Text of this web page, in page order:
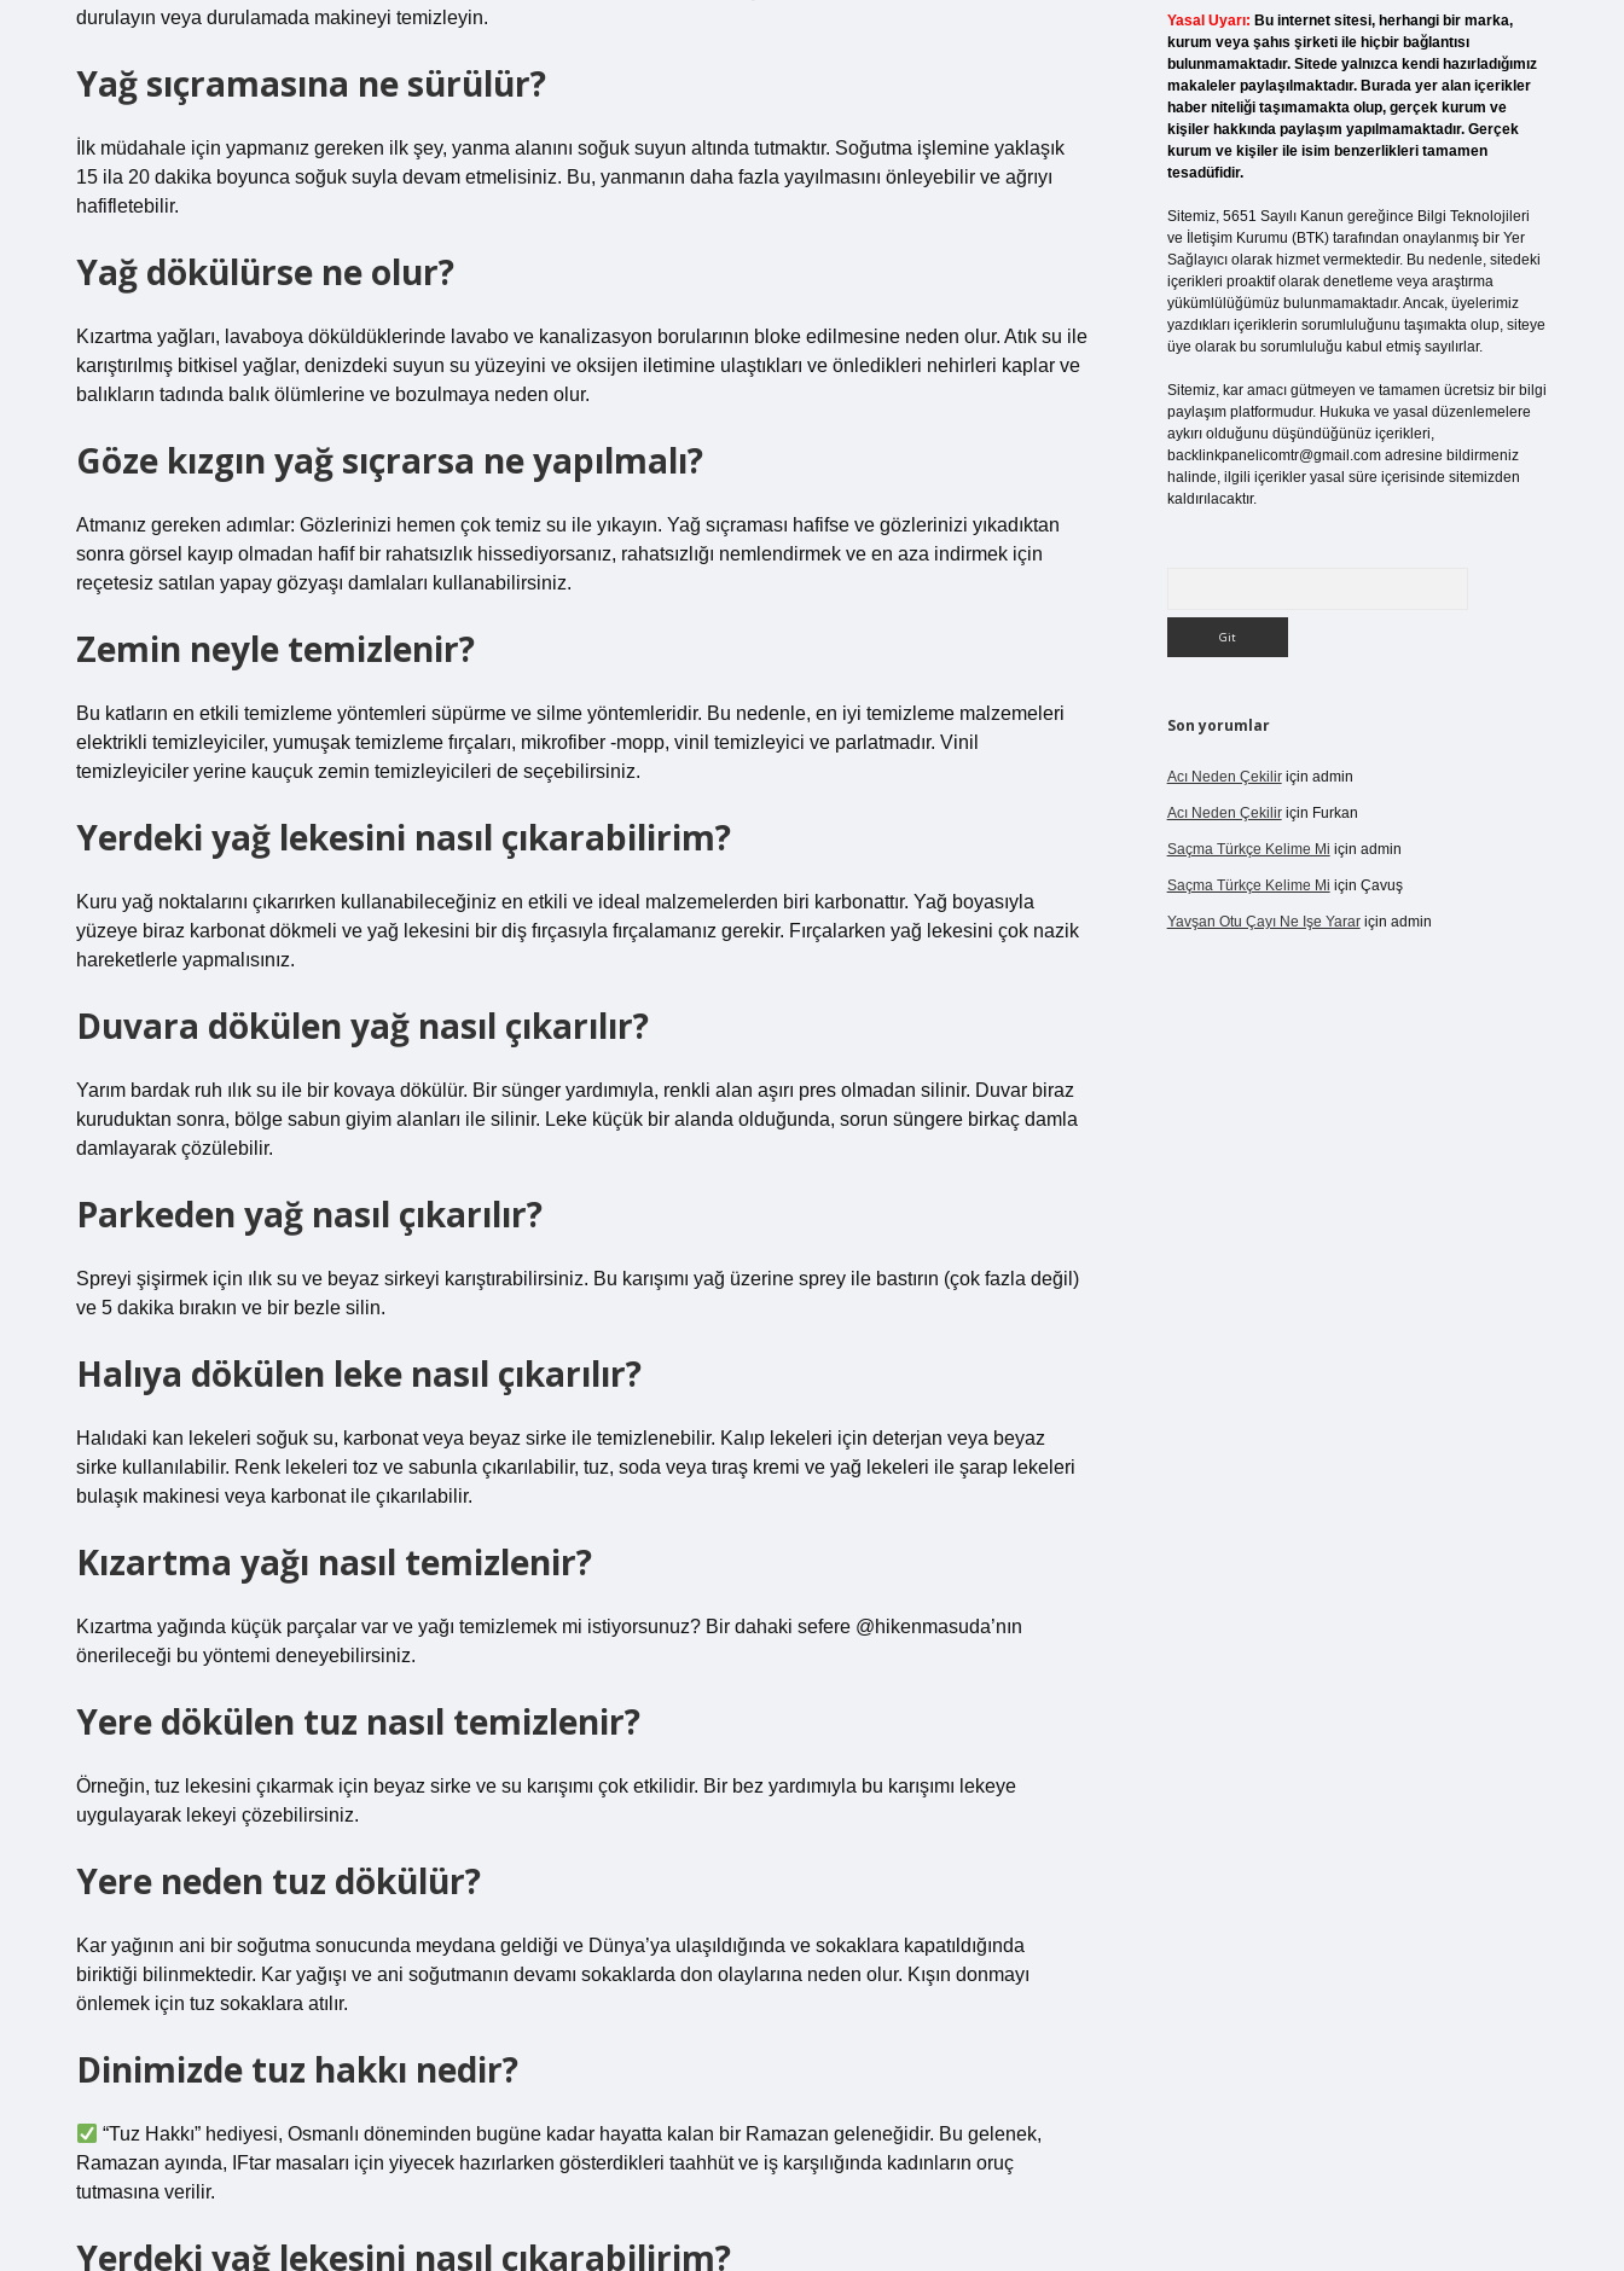
durulayın veya durulamada makineyi temizleyin.
Yağ sıçramasına ne sürülür?
İlk müdahale için yapmanız gereken ilk şey, yanma alanını soğuk suyun altında tutmaktır. Soğutma işlemine yaklaşık
15 ila 20 dakika boyunca soğuk suyla devam etmelisiniz. Bu, yanmanın daha fazla yayılmasını önleyebilir ve ağrıyı
hafifletebilir.
Yağ dökülürse ne olur?
Kızartma yağları, lavaboya döküldüklerinde lavabo ve kanalizasyon borularının bloke edilmesine neden olur. Atık su ile
karıştırılmış bitkisel yağlar, denizdeki suyun su yüzeyini ve oksijen iletimine ulaştıkları ve önledikleri nehirleri kaplar ve
balıkların tadında balık ölümlerine ve bozulmaya neden olur.
Göze kızgın yağ sıçrarsa ne yapılmalı?
Atmanız gereken adımlar: Gözlerinizi hemen çok temiz su ile yıkayın. Yağ sıçraması hafifse ve gözlerinizi yıkadıktan
sonra görsel kayıp olmadan hafif bir rahatsızlık hissediyorsanız, rahatsızlığı nemlendirmek ve en aza indirmek için
reçetesiz satılan yapay gözyaşı damlaları kullanabilirsiniz.
Zemin neyle temizlenir?
Bu katların en etkili temizleme yöntemleri süpürme ve silme yöntemleridir. Bu nedenle, en iyi temizleme malzemeleri
elektrikli temizleyiciler, yumuşak temizleme fırçaları, mikrofiber -mopp, vinil temizleyici ve parlatmadır. Vinil
temizleyiciler yerine kauçuk zemin temizleyicileri de seçebilirsiniz.
Yerdeki yağ lekesini nasıl çıkarabilirim?
Kuru yağ noktalarını çıkarırken kullanabileceğiniz en etkili ve ideal malzemelerden biri karbonattır. Yağ boyasıyla
yüzeye biraz karbonat dökmeli ve yağ lekesini bir diş fırçasıyla fırçalamanız gerekir. Fırçalarken yağ lekesini çok nazik
hareketlerle yapmalısınız.
Duvara dökülen yağ nasıl çıkarılır?
Yarım bardak ruh ılık su ile bir kovaya dökülür. Bir sünger yardımıyla, renkli alan aşırı pres olmadan silinir. Duvar biraz
kuruduktan sonra, bölge sabun giyim alanları ile silinir. Leke küçük bir alanda olduğunda, sorun süngere birkaç damla
damlayarak çözülebilir.
Parkeden yağ nasıl çıkarılır?
Spreyi şişirmek için ılık su ve beyaz sirkeyi karıştırabilirsiniz. Bu karışımı yağ üzerine sprey ile bastırın (çok fazla değil)
ve 5 dakika bırakın ve bir bezle silin.
Halıya dökülen leke nasıl çıkarılır?
Halıdaki kan lekeleri soğuk su, karbonat veya beyaz sirke ile temizlenebilir. Kalıp lekeleri için deterjan veya beyaz
sirke kullanılabilir. Renk lekeleri toz ve sabunla çıkarılabilir, tuz, soda veya tıraş kremi ve yağ lekeleri ile şarap lekeleri
bulaşık makinesi veya karbonat ile çıkarılabilir.
Kızartma yağı nasıl temizlenir?
Kızartma yağında küçük parçalar var ve yağı temizlemek mi istiyorsunuz? Bir dahaki sefere @hikenmasuda’nın
önerileceği bu yöntemi deneyebilirsiniz.
Yere dökülen tuz nasıl temizlenir?
Örneğin, tuz lekesini çıkarmak için beyaz sirke ve su karışımı çok etkilidir. Bir bez yardımıyla bu karışımı lekeye
uygulayarak lekeyi çözebilirsiniz.
Yere neden tuz dökülür?
Kar yağının ani bir soğutma sonucunda meydana geldiği ve Dünya’ya ulaşıldığında ve sokaklara kapatıldığında
biriktiği bilinmektedir. Kar yağışı ve ani soğutmanın devamı sokaklarda don olaylarına neden olur. Kışın donmayı
önlemek için tuz sokaklara atılır.
Dinimizde tuz hakkı nedir?
“Tuz Hakkı” hediyesi, Osmanlı döneminden bugüne kadar hayatta kalan bir Ramazan geleneğidir. Bu gelenek,
Ramazan ayında, IFtar masaları için yiyecek hazırlarken gösterdikleri taahhüt ve iş karşılığında kadınların oruç
tutmasına verilir.
Yerdeki yağ lekesini nasıl çıkarabilirim?
Yasal Uyarı: Bu internet sitesi, herhangi bir marka,
kurum veya şahıs şirketi ile hiçbir bağlantısı
bulunmamaktadır. Sitede yalnızca kendi hazırladığımız
makaleler paylaşılmaktadır. Burada yer alan içerikler
haber niteliği taşımamakta olup, gerçek kurum ve
kişiler hakkında paylaşım yapılmamaktadır. Gerçek
kurum ve kişiler ile isim benzerlikleri tamamen
tesadüfidir.
Sitemiz, 5651 Sayılı Kanun gereğince Bilgi Teknolojileri
ve İletişim Kurumu (BTK) tarafından onaylanmış bir Yer
Sağlayıcı olarak hizmet vermektedir. Bu nedenle, sitedeki
içerikleri proaktif olarak denetleme veya araştırma
yükümlülüğümüz bulunmamaktadır. Ancak, üyelerimiz
yazdıkları içeriklerin sorumluluğunu taşımakta olup, siteye
üye olarak bu sorumluluğu kabul etmiş sayılırlar.
Sitemiz, kar amacı gütmeyen ve tamamen ücretsiz bir bilgi
paylaşım platformudur. Hukuka ve yasal düzenlemelere
aykırı olduğunu düşündüğünüz içerikleri,
backlinkpanelicomtr@gmail.comadresine bildirmeniz
halinde, ilgili içerikler yasal süre içerisinde sitemizden
kaldırılacaktır.
Son yorumlar
Acı Neden Çekiliriçin admin
Acı Neden Çekiliriçin Furkan
Saçma Türkçe Kelime Mi için admin
Saçma Türkçe Kelime Mi için Çavuş
Yavşan Otu Çayı Ne Işe Yarariçin admin